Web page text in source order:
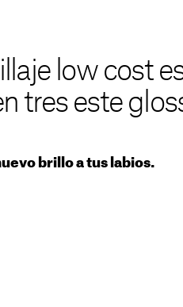
low cost
tres este
brillo a tus labios.